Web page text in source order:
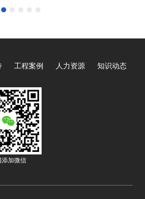
场景智能联动的关键职责。
络、智能四大类型的中央控
技术特性与功能优势，覆盖
了从家庭、办公到工业、文
旅等全场景，成为推动智能
化升级的核心支撑。四大主
机既相互关联、可协同运
不同场景的核心需求，以下
工程案例 人力资源 知识动态
添加微信